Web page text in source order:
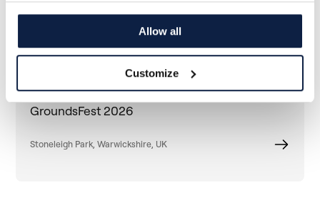
Allow all
Customize
Belgien
Oldest
Sep. 16, 2026 UPCOMING
GroundsFest 2026
Stoneleigh Park, Warwickshire, UK